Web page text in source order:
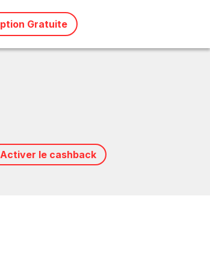
Activer le cashback
Gratuite